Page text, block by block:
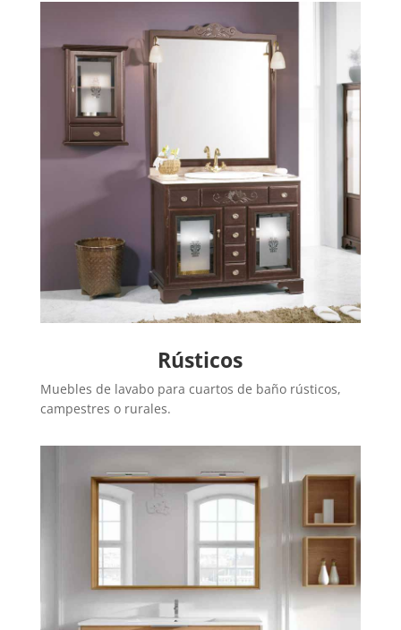
Rústicos
Muebles de lavabo para cuartos de baño rústicos,
campestres o rurales.